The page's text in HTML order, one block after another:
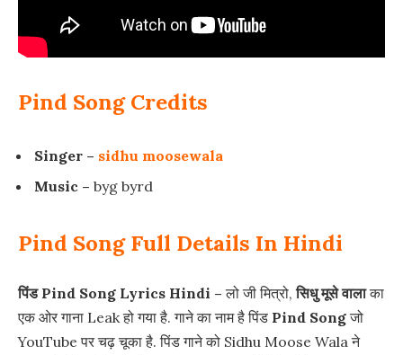
Pind Song Credits
Singer – sidhu moosewala
Music – byg byrd
Pind Song Full Details In Hindi
पिंड Pind Song Lyrics Hindi –लो जी मित्रो,सिधु मूसे वालाका
एक ओर गाना Leak हो गया है. गाने का नाम है पिंड Pind Songजो
YouTube पर चढ़ चूका है. पिंड गाने को Sidhu Moose Wala ने